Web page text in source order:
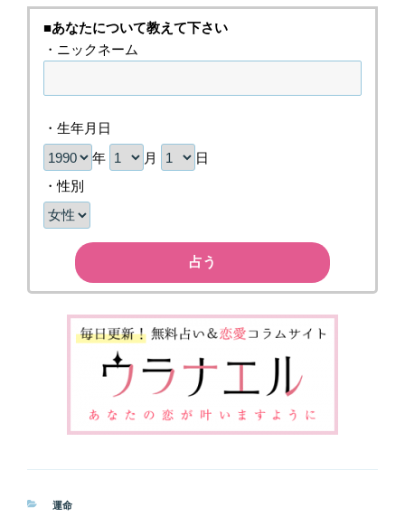
■あなたについて教えて下さい
・ニックネーム
・生年月日
年
月
日
・性別
占う
カ
運命